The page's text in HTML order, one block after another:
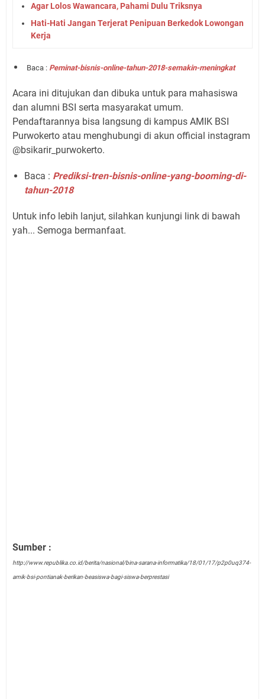
Agar Lolos Wawancara, Pahami Dulu Triksnya
Hati-Hati Jangan Terjerat Penipuan Berkedok Lowongan
Kerja
Baca : Peminat-bisnis-online-tahun-2018-semakin-meningkat
Acara ini ditujukan dan dibuka untuk para mahasiswa
dan alumni BSI serta masyarakat umum.
Pendaftarannya bisa langsung di kampus AMIK BSI
Purwokerto atau menghubungi di akun official instagram
@bsikarir_purwokerto.
Baca : Prediksi-tren-bisnis-online-yang-booming-di-
tahun-2018
Untuk info lebih lanjut, silahkan kunjungi link di bawah
yah... Semoga bermanfaat.
Sumber :
http://www.republika.co.id/berita/nasional/bina-sarana-informatika/18/01/17/p2p0uq374-
amik-bsi-pontianak-berikan-beasiswa-bagi-siswa-berprestasi